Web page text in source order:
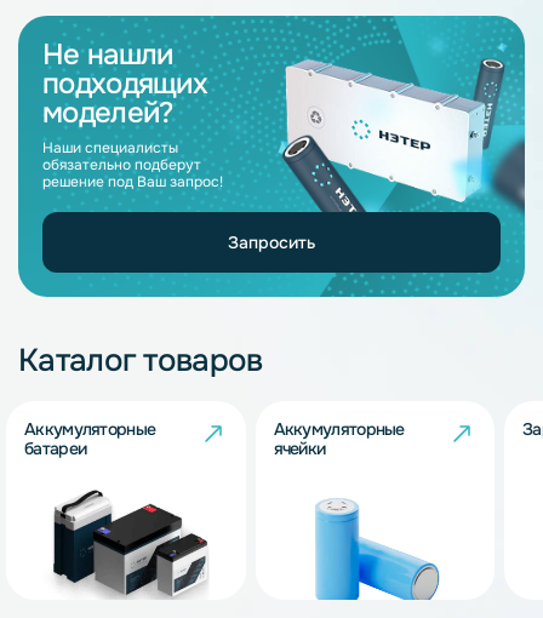
Не нашли
подходящих
моделей?
Наши специалисты
обязательно подберут
решение под Ваш запрос!
Запросить
Каталог товаров
Аккумуляторные
батареи
Аккумуляторные
ячейки